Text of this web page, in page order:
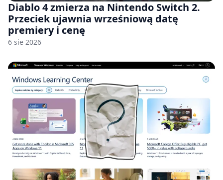
Diablo 4 zmierza na Nintendo Switch 2.
Przeciek ujawnia wrześniową datę
premiery i cenę
6 sie 2026